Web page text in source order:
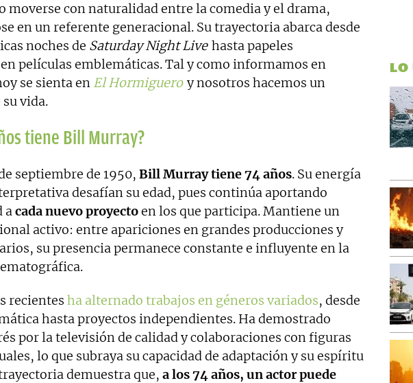
moverse con naturalidad entre la comedia y el drama,
en un referente generacional. Su trayectoria abarca desde
noches de Saturday Night Live hasta papeles
películas emblemáticas. Tal y como informamos en
se sienta en El Hormiguero y nosotros hacemos un
vida.
tiene Bill Murray?
septiembre de 1950, Bill Murray tiene 74 años. Su energía
desafían su edad, pues continúa aportando
acada nuevo proyectoen los que participa. Mantiene un
activo: entre apariciones en grandes producciones y
su presencia permanece constante e influyente en la
recientes ha alternado trabajos en géneros variados, desde
hasta proyectos independientes. Ha demostrado
por la televisión de calidad y colaboraciones con figuras
lo que subraya su capacidad de adaptación y su espíritu
demuestra que, a los 74 años, un actor puede
LO